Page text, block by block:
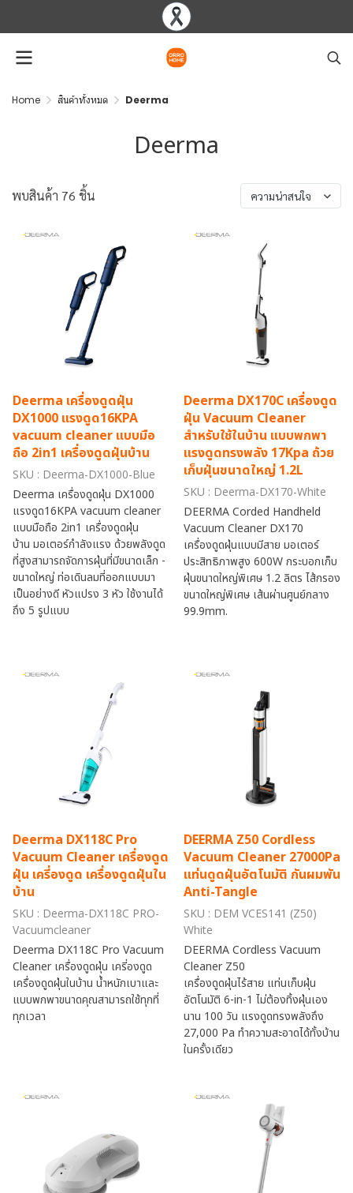
Home สินค้าทั้งหมด Deerma
Deerma
พบสินค้า 76 ชิ้น ความน่าสนใจ
Deerma เครื่องดูดฝุ่น
DX1000 แรงดูด16KPA
vacuum cleaner แบบมือ
ถือ 2in1 เครื่องดูดฝุ่นบ้าน
SKU : Deerma-DX1000-Blue
Deerma เครื่องดูดฝุ่น DX1000
แรงดูด16KPA vacuum cleaner
แบบมือถือ 2in1 เครื่องดูดฝุ่น
บ้าน มอเตอร์กำลังแรง ด้วยพลังดูด
ที่สูงสามารถจัดการฝุ่นที่มีขนาดเล็ก -
ขนาดใหญ่ ท่อเดินลมที่ออกแบบมา
เป็นอย่างดี หัวแปรง 3 หัว ใช้งานได้
ถึง 5 รูปแบบ
Deerma DX170C เครื่องดูด
ฝุ่น Vacuum Cleaner
สำหรับใช้ในบ้าน แบบพกพา
แรงดูดทรงพลัง 17Kpa ถ้วย
เก็บฝุ่นขนาดใหญ่ 1.2L
SKU : Deerma-DX170-White
DEERMA Corded Handheld
Vacuum Cleaner DX170
เครื่องดูดฝุ่นแบบมีสาย มอเตอร์
ประสิทธิภาพสูง 600W กระบอกเก็บ
ฝุ่นขนาดใหญ่พิเศษ 1.2 ลิตร ไส้กรอง
ขนาดใหญ่พิเศษ เส้นผ่านศูนย์กลาง
99.9mm.
Deerma DX118C Pro
Vacuum Cleaner เครื่องดูด
ฝุ่น เครี่องดูด เครื่องดูดฝุ่นใน
บ้าน
SKU : Deerma-DX118C PRO-
Vacuumcleaner
Deerma DX118C Pro Vacuum
Cleaner เครื่องดูดฝุ่น เครี่องดูด
เครื่องดูดฝุ่นในบ้าน น้ำหนักเบาและ
แบบพกพาขนาดคุณสามารถใช้ทุกที่
ทุกเวลา
DEERMA Z50 Cordless
Vacuum Cleaner 27000Pa
แท่นดูดฝุ่นอัตโนมัติ กันผมพัน
Anti-Tangle
SKU : DEM VCES141 (Z50)
White
DEERMA Cordless Vacuum
Cleaner Z50
เครื่องดูดฝุ่นไร้สาย แท่นเก็บฝุ่น
อัตโนมัติ 6-in-1 ไม่ต้องทิ้งฝุ่นเอง
นาน 100 วัน แรงดูดทรงพลังถึง
27,000 Pa ทำความสะอาดได้ทั้งบ้าน
ในครั้งเดียว